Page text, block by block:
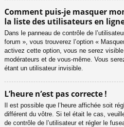
Comment puis-je masquer
la liste des utilisateurs en
Dans le panneau de contrôle de
forum », vous trouverez l’option «
activez cette option, vous ne serez
modérateurs et de vous-même. Vous
étant un utilisateur invisible.
L’heure n’est pas correcte !
Il est possible que l’heure affichée soit
différent du vôtre. Si tel était le cas,
de contrôle de l’utilisateur et régler le